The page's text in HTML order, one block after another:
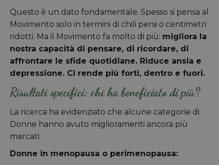
Questo è un dato fondamentale. Spesso si pensa al
Movimento solo in termini di chili persi o centimetri
ridotti. Ma il Movimento fa molto di più: migliora la
nostra capacità di pensare, di ricordare, di
affrontare le sfide quotidiane. Riduce ansia e
depressione. Ci rende più forti, dentro e fuori.
Risultati specifici: chi ha beneficiato di più?
La ricerca ha evidenziato che alcune categorie di
Donne hanno avuto miglioramenti ancora più
marcati:
Donne in menopausa o perimenopausa: